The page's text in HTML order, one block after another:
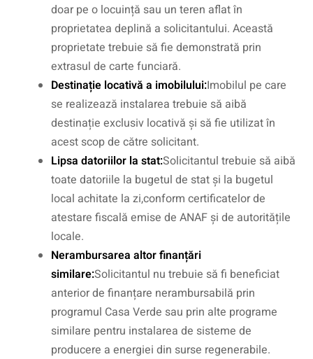
doar pe o locuință sau un teren aflat în
proprietatea deplină a solicitantului. Această
proprietate trebuie să fie demonstrată prin
extrasul de carte funciară.
Destinație locativă a imobilului:Imobilul pe care
se realizează instalarea trebuie să aibă
destinație exclusiv locativă și să fie utilizat în
acest scop de către solicitant.
Lipsa datoriilor la stat:Solicitantul trebuie să aibă
toate datoriile la bugetul de stat și la bugetul
local achitate la zi,conform certificatelor de
atestare fiscală emise de ANAF și de autoritățile
locale.
Nerambursarea altor finanțări
similare:Solicitantul nu trebuie să fi beneficiat
anterior de finanțare nerambursabilă prin
programul Casa Verde sau prin alte programe
similare pentru instalarea de sisteme de
producere a energiei din surse regenerabile.